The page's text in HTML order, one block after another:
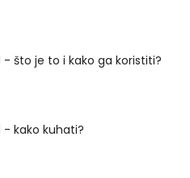
što je to i kako ga koristiti?
kako kuhati?